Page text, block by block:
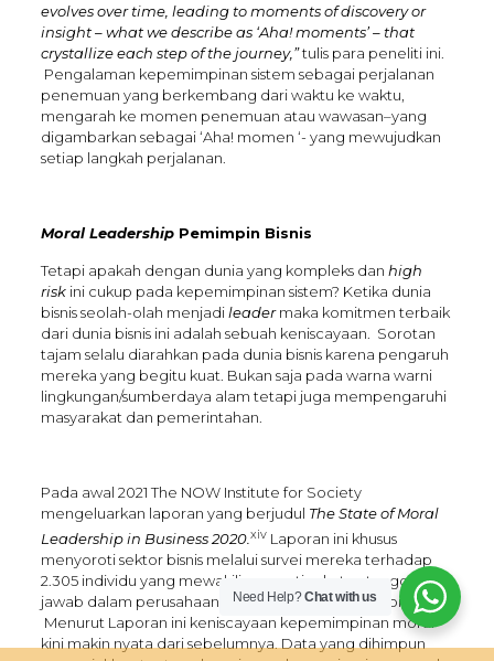
evolves over time, leading to moments of discovery or
insight – what we describe as ‘Aha! moments’ – that
crystallize each step of the journey,”tulis para peneliti ini.
Pengalaman kepemimpinan sistem sebagai perjalanan
penemuan yang berkembang dari waktu ke waktu,
mengarah ke momen penemuan atau wawasan–yang
digambarkan sebagai ‘Aha! momen ‘- yang mewujudkan
setiap langkah perjalanan.
Moral LeadershipPemimpin Bisnis
Tetapi apakah dengan dunia yang kompleks dan high
riskini cukup pada kepemimpinan sistem? Ketika dunia
bisnis seolah-olah menjadileadermaka komitmen terbaik
dari dunia bisnis ini adalah sebuah keniscayaan. Sorotan
tajam selalu diarahkan pada dunia bisnis karena pengaruh
mereka yang begitu kuat. Bukan saja pada warna warni
lingkungan/sumberdaya alam tetapi juga mempengaruhi
masyarakat dan pemerintahan.
Pada awal 2021 The NOW Institute for Society
mengeluarkan laporan yang berjudul The State of Moral
Leadership in Business 2020.xivLaporan ini khusus
menyoroti sektor bisnis melalui survei mereka terhadap
2.305 individu yang mewakili semua tingkatan tanggung
jawab dalam perusahaan dan semua sektor ekonomi AS.
Menurut Laporan ini keniscayaan kepemimpinan moral
kini makin nyata dari sebelumnya. Data yang dihimpun
Need Help?Chat with us